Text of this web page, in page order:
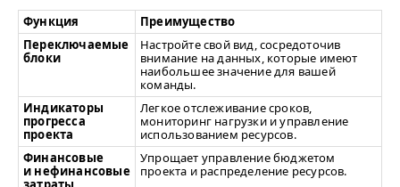
Функция
Преимущество
Переключаемые
блоки
Настройте свой вид, сосредоточив
внимание на данных, которые имеют
наибольшее значение для вашей
команды.
Индикаторы
прогресса
проекта
Легкое отслеживание сроков,
мониторинг нагрузки и управление
использованием ресурсов.
Финансовые
и нефинансовые
Упрощает управление бюджетом
проекта и распределение ресурсов.